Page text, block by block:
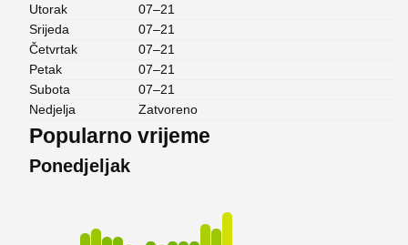
Utorak
07–21
Srijeda
07–21
Četvrtak
07–21
Petak
07–21
Subota
07–21
Nedjelja
Zatvoreno
Popularno vrijeme
Ponedjeljak